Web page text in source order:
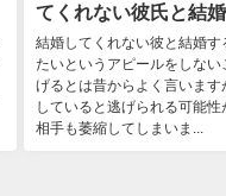
てくれない彼氏と結
結婚してくれない彼と結婚す
たいというアピールをしない
げるとは昔からよく言います
していると逃げられる可能性
相手も萎縮してしまいま...